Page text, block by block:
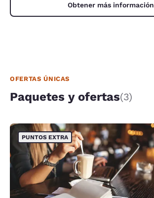
Obtener más información
OFERTAS ÚNICAS
Paquetes y ofertas(3)
PUNTOS EXTRA